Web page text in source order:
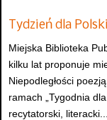
Tydzień dla Polski
Miejska Biblioteka
kilku lat proponuje
Niepodległości
ramach „Tygodnia
recytatorski, literacki...